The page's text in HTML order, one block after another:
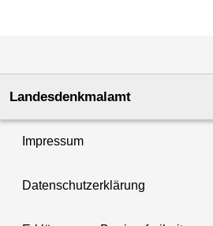
Landesdenkmal­amt
Impressum
Datenschutzerklärung